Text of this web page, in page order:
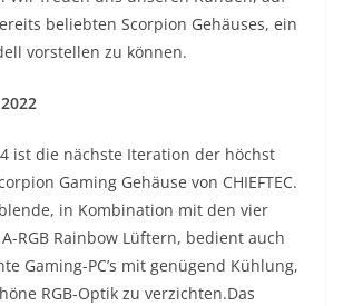
beliebten Scorpion Gehäuses, ein
vorstellen zu können.
4 ist die nächste Iteration der höchst
Gaming Gehäuse von CHIEFTEC.
in Kombination mit den vier
RGB Rainbow Lüftern, bedient auch
Gaming-PC’s mit genügend Kühlung,
RGB-Optik zu verzichten.Das